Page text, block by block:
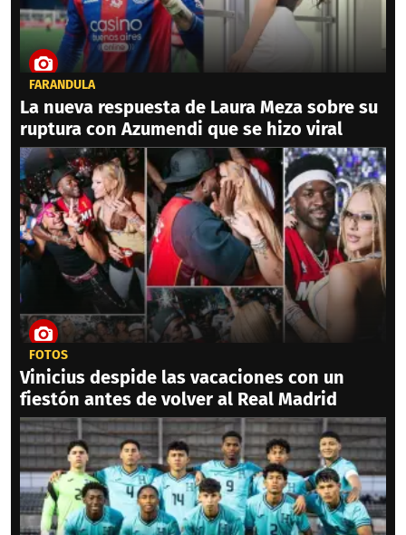
FARÁNDULA
La nueva respuesta de Laura Meza sobre su
ruptura con Azumendi que se hizo viral
FOTOS
Vinicius despide las vacaciones con un
fiestón antes de volver al Real Madrid